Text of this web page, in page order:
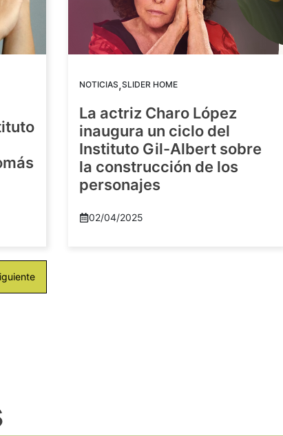
NOTICIAS,SLIDER HOME
La actriz Charo López
inaugura un ciclo del
Instituto Gil-Albert sobre
la construcción de los
personajes
02/04/2025